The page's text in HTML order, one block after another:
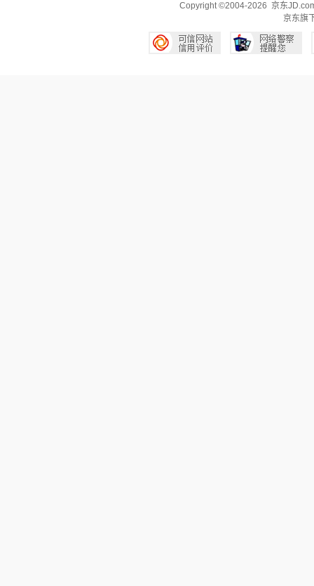
Copyright ©2004-2026 京东
京东旗